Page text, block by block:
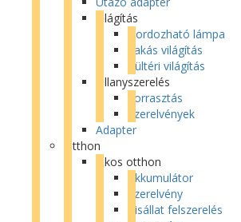
Világítás
Hordozható lámpa
Lakás világítás
Kültéri világítás
Villanyszerelés
Forrasztás
Szerelvények
Adapter
Otthon
Okos otthon
Akkumulátor
Szerelvény
Kisállat felszerelés